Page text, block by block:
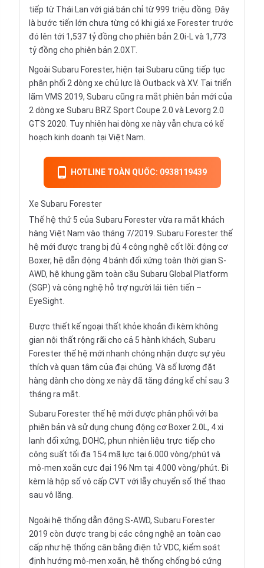
tiếp từ Thái Lan với giá bán chỉ từ 999 triệu đồng. Đây
là bước tiến lớn chưa từng có khi giá xe Forester trước
đó lên tới 1,537 tỷ đồng cho phiên bản 2.0i-L và 1,773
tỷ đồng cho phiên bản 2.0XT.
Ngoài Subaru Forester, hiện tại Subaru cũng tiếp tục
phân phối 2 dòng xe chủ lực là Outback và XV. Tại triển
lãm VMS 2019, Subaru cũng ra mắt phiên bản mới của
2 dòng xe Subaru BRZ Sport Coupe 2.0 và Levorg 2.0
GTS 2020. Tuy nhiên hai dòng xe này vẫn chưa có kế
hoạch kinh doanh tại Việt Nam.
HOTLINE TOÀN QUỐC: 0938119439
Xe Subaru Forester
Thế hệ thứ 5 của Subaru Forester vừa ra mắt khách
hàng Việt Nam vào tháng 7/2019. Subaru Forester thế
hệ mới được trang bị đủ 4 công nghệ cốt lõi: động cơ
Boxer, hệ dẫn động 4 bánh đối xứng toàn thời gian S-
AWD, hệ khung gầm toàn cầu Subaru Global Platform
(SGP) và công nghệ hỗ trợ người lái tiên tiến –
EyeSight.
Được thiết kế ngoại thất khỏe khoắn đi kèm không
gian nội thất rộng rãi cho cả 5 hành khách, Subaru
Forester thế hệ mới nhanh chóng nhận được sự yêu
thích và quan tâm của đại chúng. Và số lượng đặt
hàng dành cho dòng xe này đã tăng đáng kể chỉ sau 3
tháng ra mắt.
Subaru Forester thế hệ mới được phân phối với ba
phiên bản và sử dụng chung động cơ Boxer 2.0L, 4 xi
lanh đối xứng, DOHC, phun nhiên liệu trực tiếp cho
công suất tối đa 154 mã lực tại 6.000 vòng/phút và
mô-men xoắn cực đại 196 Nm tại 4.000 vòng/phút. Đi
kèm là hộp số vô cấp CVT với lẫy chuyển số thể thao
sau vô lăng.
Ngoài hệ thống dẫn động S-AWD, Subaru Forester
2019 còn được trang bị các công nghệ an toàn cao
cấp như hệ thống cân bằng điện tử VDC, kiểm soát
định hướng mô-men xoắn, hệ thống chống bó cứng